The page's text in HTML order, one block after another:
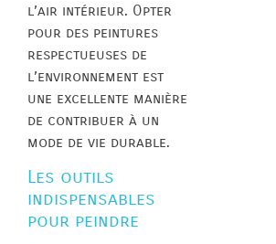
l’air intérieur. Opter
pour des peintures
respectueuses de
l’environnement est
une excellente manière
de contribuer à un
mode de vie durable.
Les outils
indispensables
pour peindre